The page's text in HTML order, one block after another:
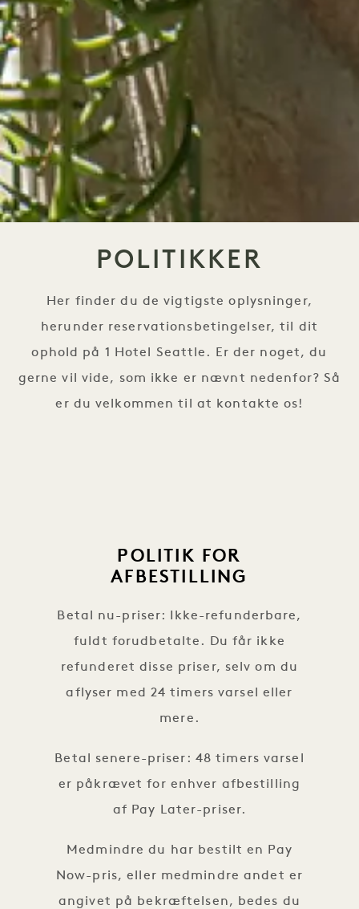
POLITIKKER
Her finder du de vigtigste oplysninger,
herunder reservationsbetingelser, til dit
ophold på 1 Hotel Seattle. Er der noget, du
gerne vil vide, som ikke er nævnt nedenfor? Så
er du velkommen til at kontakte os!
POLITIK FOR
AFBESTILLING
Betal nu-priser: Ikke-refunderbare,
fuldt forudbetalte. Du får ikke
refunderet disse priser, selv om du
aflyser med 24 timers varsel eller
mere.
Betal senere-priser: 48 timers varsel
er påkrævet for enhver afbestilling
af Pay Later-priser.
Medmindre du har bestilt en Pay
Now-pris, eller medmindre andet er
angivet på bekræftelsen, bedes du